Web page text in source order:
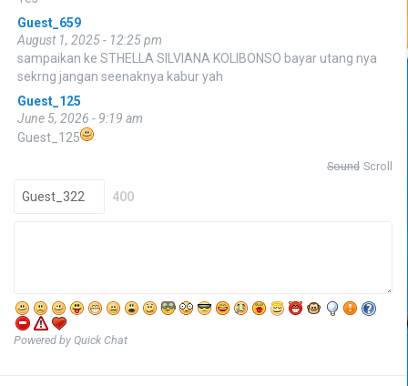
Guest_659
August 1, 2025 - 12:25 pm
sampaikan ke STHELLA SILVIANA KOLIBONSO bayar utang nya
sekrng jangan seenaknya kabur yah
Guest_125
June 5, 2026 - 9:19 am
Guest_125
Scroll
Sound
400
Powered by Quick Chat